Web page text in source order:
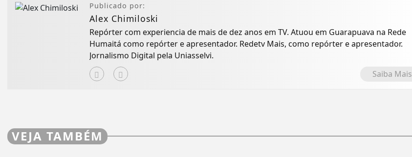
Publicado por:
Alex Chimiloski
Repórter com experiencia de mais de dez anos em TV. Atuou em Guarapuava na Rede
Humaitá como repórter e apresentador. Redetv Mais, como repórter e apresentador.
Jornalismo Digital pela Uniasselvi.
Saiba Mais
VEJA TAMBÉM